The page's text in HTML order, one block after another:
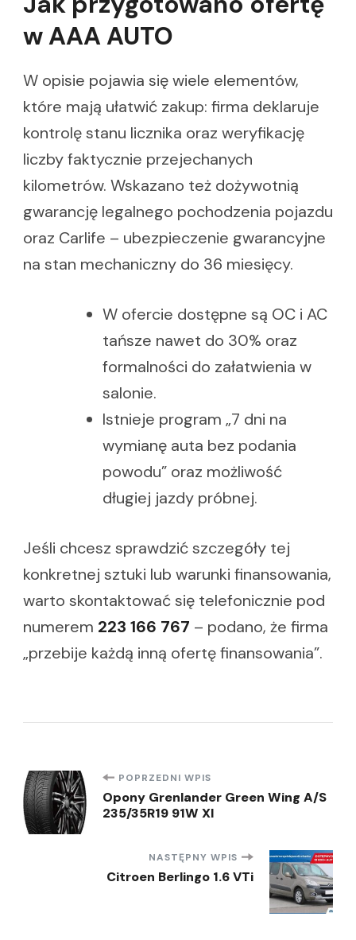
w AAA AUTO
W opisie pojawia się wiele elementów,
które mają ułatwić zakup: firma deklaruje
kontrolę stanu licznika oraz weryfikację
liczby faktycznie przejechanych
kilometrów. Wskazano też dożywotnią
gwarancję legalnego pochodzenia pojazdu
oraz Carlife – ubezpieczenie gwarancyjne
na stan mechaniczny do 36 miesięcy.
W ofercie dostępne są OC i AC
tańsze nawet do 30% oraz
formalności do załatwienia w
salonie.
Istnieje program „7 dni na
wymianę auta bez podania
powodu” oraz możliwość
długiej jazdy próbnej.
Jeśli chcesz sprawdzić szczegóły tej
konkretnej sztuki lub warunki finansowania,
warto skontaktować się telefonicznie pod
numerem 223 166 767 – podano, że firma
„przebije każdą inną ofertę finansowania”.
Nawigacja
wpisu
POPRZEDNI WPIS
Opony Grenlander Green Wing A/S
235/35R19 91W Xl
NASTĘPNY WPIS
Citroen Berlingo 1.6 VTi